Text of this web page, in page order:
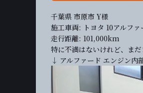
千葉県 市原市 Y様
施工車両: トヨタ 10アルファ
走行距離: 101,000km
特に不満はないけれど、ま
↓ アルファード エンジン内